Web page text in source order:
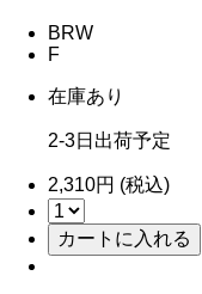
BRW
F
在庫あり
2-3日出荷予定
2,310円 (税込)